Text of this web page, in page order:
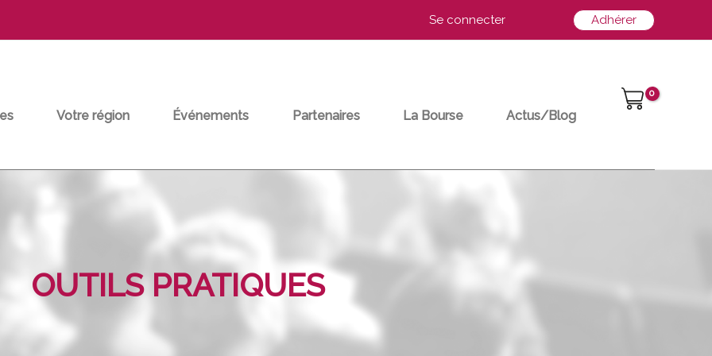
Se connecter Adhérer
Votre région Événements Partenaires La Bourse Actus/Blog
OUTILS PRATIQUES